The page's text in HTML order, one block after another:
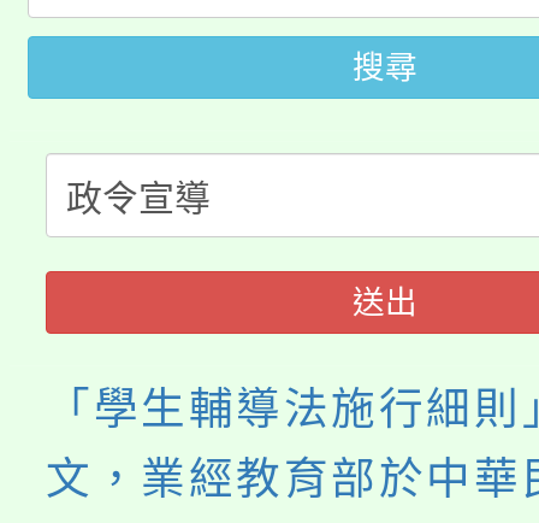
田徑場及游泳池舉行。
桃園市低收入戶享有免
視費優惠，中低收入戶
半價優惠，詳情可洽有
者。
大園自造教育及科技
份教師增能研習
大溪自造教育及科技中
份教師研習
淨零綠生活教案入校路
會
115年食農教育專業人
程
搜尋
送出
「學生輔導法施行細
文，業經教育部於中